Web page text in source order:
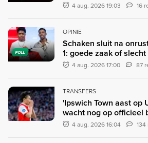
4 aug. 2026 19:03 16
POLL
OPINIE
Schaken sluit na
1: goede zaak of
4 aug. 2026 17:00 87
TRANSFERS
'Ipswich Town aast op
wacht nog op officieel
4 aug. 2026 16:04